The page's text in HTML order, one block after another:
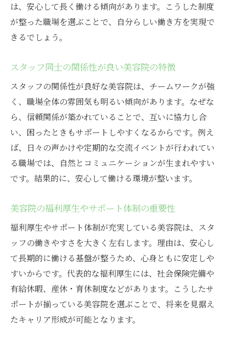
は、安心して長く働ける傾向があります。こうした制度
が整った職場を選ぶことで、自分らしい働き方を実現で
きるでしょう。
スタッフ同士の関係性が良い美容院の特徴
スタッフの関係性が良好な美容院は、チームワークが強
く、職場全体の雰囲気も明るい傾向があります。なぜな
ら、信頼関係が築かれていることで、互いに協力し合
い、困ったときもサポートしやすくなるからです。例え
ば、日々の声かけや定期的な交流イベントが行われてい
る職場では、自然とコミュニケーションが生まれやすい
です。結果的に、安心して働ける環境が整います。
美容院の福利厚生やサポート体制の重要性
福利厚生やサポート体制が充実している美容院は、スタ
ッフの働きやすさを大きく左右します。理由は、安心し
て長期的に働ける基盤が整うため、心身ともに安定しや
すいからです。代表的な福利厚生には、社会保険完備や
有給休暇、産休・育休制度などがあります。こうしたサ
ポートが揃っている美容院を選ぶことで、将来を見据え
たキャリア形成が可能となります。